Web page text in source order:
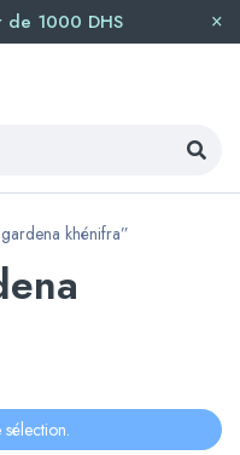
de 1000 DHS
khénifra”